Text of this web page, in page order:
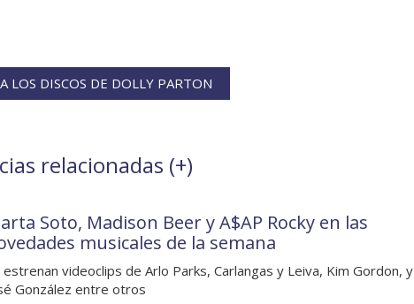
LOS DISCOS DE DOLLY PARTON
relacionadas (+)
Soto, Madison Beer y A$AP Rocky en las
musicales de la semana
estrenan videoclips de Arlo Parks, Carlangas y Leiva, Kim Gordon, y
González entre otros